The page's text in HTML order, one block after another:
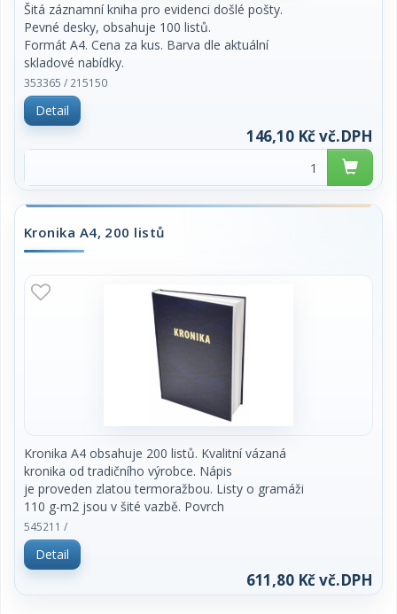
Šitá záznamní kniha pro evidenci došlé pošty.
Pevné desky, obsahuje 100 listů.
Formát A4. Cena za kus. Barva dle aktuální
skladové nabídky.
353365 / 215150
Detail
146,10 Kč vč.DPH
Kronika A4, 200 listů
Kronika A4 obsahuje 200 listů. Kvalitní vázaná
kronika od tradičního výrobce. Nápis
je proveden zlatou termoražbou. Listy o gramáži
110 g-m2 jsou v šité vazbě. Povrch
imitace kůže. Cena za kus.
545211 /
Detail
611,80 Kč vč.DPH